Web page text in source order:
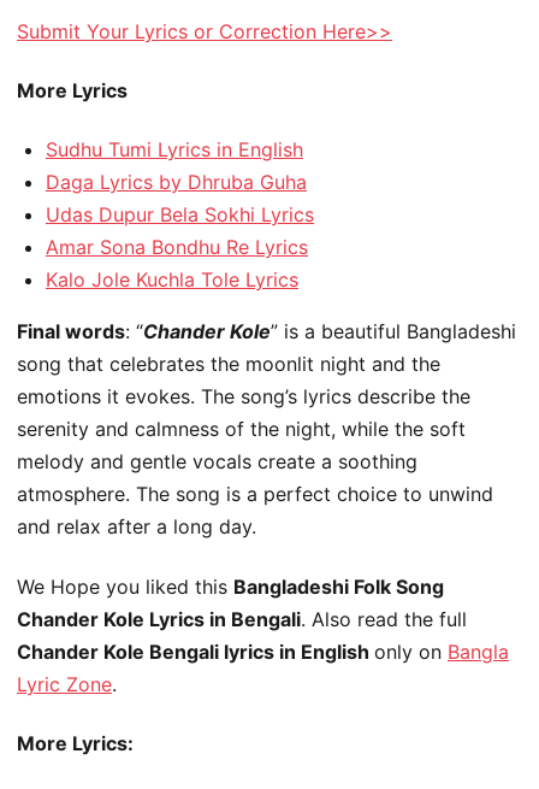
Submit Your Lyrics or Correction Here>>
More Lyrics
Sudhu Tumi Lyrics in English
Daga Lyrics by Dhruba Guha
Udas Dupur Bela Sokhi Lyrics
Amar Sona Bondhu Re Lyrics
Kalo Jole Kuchla Tole Lyrics
Final words: “Chander Kole” is a beautiful Bangladeshi
song that celebrates the moonlit night and the
emotions it evokes. The song’s lyrics describe the
serenity and calmness of the night, while the soft
melody and gentle vocals create a soothing
atmosphere. The song is a perfect choice to unwind
and relax after a long day.
We Hope you liked this Bangladeshi Folk Song
Chander Kole Lyrics in Bengali. Also read the full
Chander Kole Bengali lyrics in English only on Bangla
Lyric Zone.
More Lyrics: